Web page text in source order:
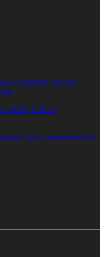
на Hyundai Tucson?
AGM, EFB та
як не помилитися з